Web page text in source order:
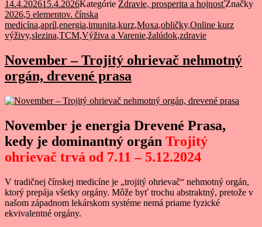
14.4.202615.4.2026Kategórie Zdravie, prosperita a hojnosťZnačky
2026,5 elementov. čínska
medicína,apríl,energia,imunita,kurz,Moxa,obličky,Online kurz
výživy,slezina,TCM,Výživa a Varenie,žalúdok,zdravie
November – Trojitý ohrievač nehmotný
orgán, drevené prasa
November je energia Drevené Prasa,
kedy je dominantný orgán Trojitý
ohrievač trvá od 7.11 – 5.12.2024
V tradičnej čínskej medicíne je „trojitý ohrievač“ nehmotný orgán,
ktorý prepája všetky orgány. Môže byť trochu abstraktný, pretože v
našom západnom lekárskom systéme nemá priame fyzické
ekvivalentné orgány.